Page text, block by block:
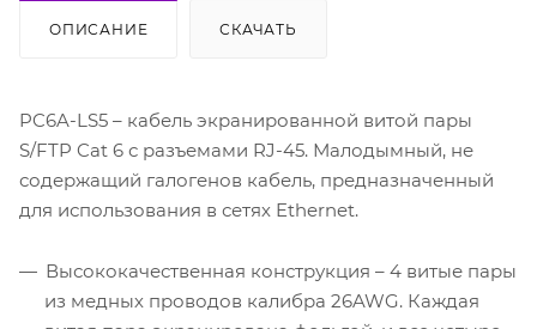
ОПИСАНИЕ СКАЧАТЬ
PC6A-LS5 – кабель экранированной витой пары
S/FTP Cat 6 с разъемами RJ-45. Малодымный, не
содержащий галогенов кабель, предназначенный
для использования в сетях Ethernet.
Высококачественная конструкция – 4 витые пары
из медных проводов калибра 26AWG. Каждая